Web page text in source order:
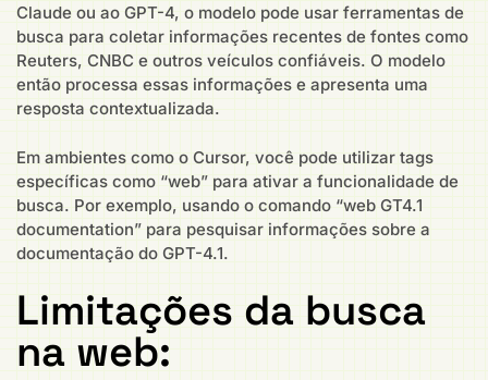
Claude ou ao GPT-4, o modelo pode usar ferramentas de
busca para coletar informações recentes de fontes como
Reuters, CNBC e outros veículos confiáveis. O modelo
então processa essas informações e apresenta uma
resposta contextualizada.
Em ambientes como o Cursor, você pode utilizar tags
específicas como “web” para ativar a funcionalidade de
busca. Por exemplo, usando o comando “web GT4.1
documentation” para pesquisar informações sobre a
documentação do GPT-4.1.
Limitações da busca
na web: